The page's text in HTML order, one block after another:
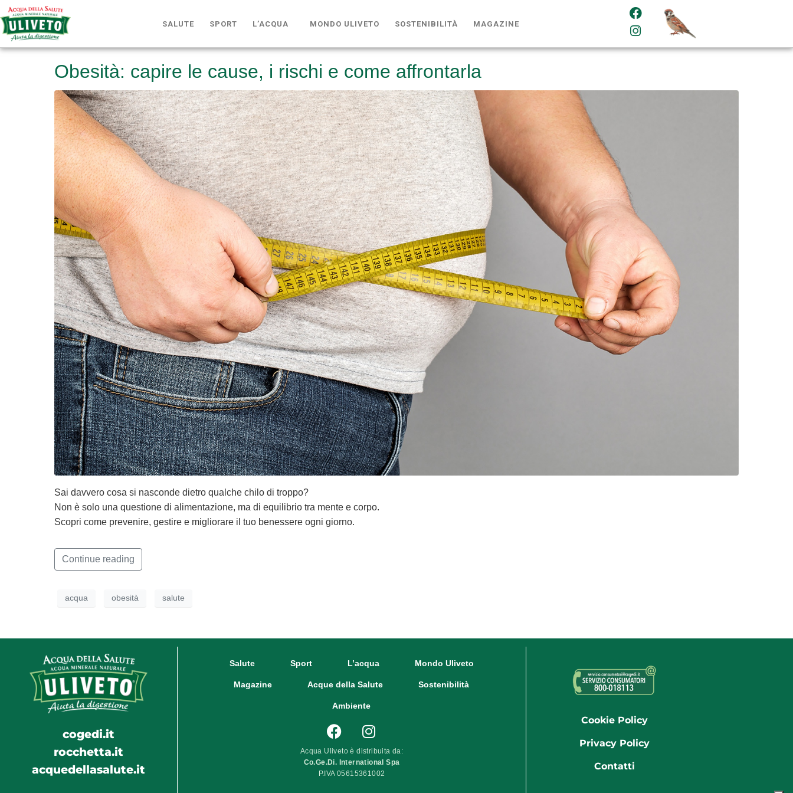
SALUTE SPORT L’ACQUA MONDO ULIVETO SOSTENIBILITÀ MAGAZINE
Obesità: capire le cause, i rischi e come affrontarla
Sai davvero cosa si nasconde dietro qualche chilo di troppo?
Non è solo una questione di alimentazione, ma di equilibrio tra mente e corpo.
Scopri come prevenire, gestire e migliorare il tuo benessere ogni giorno.
Continue reading
acqua obesità salute
cogedi.it
rocchetta.it
acquedellasalute.it
Salute Sport L’acqua Mondo Uliveto
Magazine Acque della Salute Sostenibilità
Ambiente
Acqua Uliveto è distribuita da:
Co.Ge.Di. International Spa
P.IVA 05615361002
Cookie Policy
Privacy Policy
Contatti